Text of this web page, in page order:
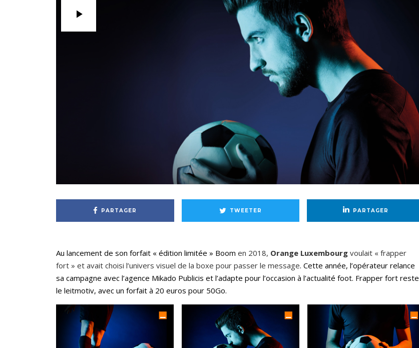
PARTAGER TWEETER PARTAGER
Au lancement de son forfait « édition limitée » Boom en 2018, Orange Luxembourg voulait « frapper
fort » et avait choisi l’univers visuel de la boxe pour passer le message. Cette année, l’opérateur relance
sa campagne avec l’agence Mikado Publicis et l’adapte pour l’occasion à l’actualité foot. Frapper fort reste
le leitmotiv, avec un forfait à 20 euros pour 50Go.